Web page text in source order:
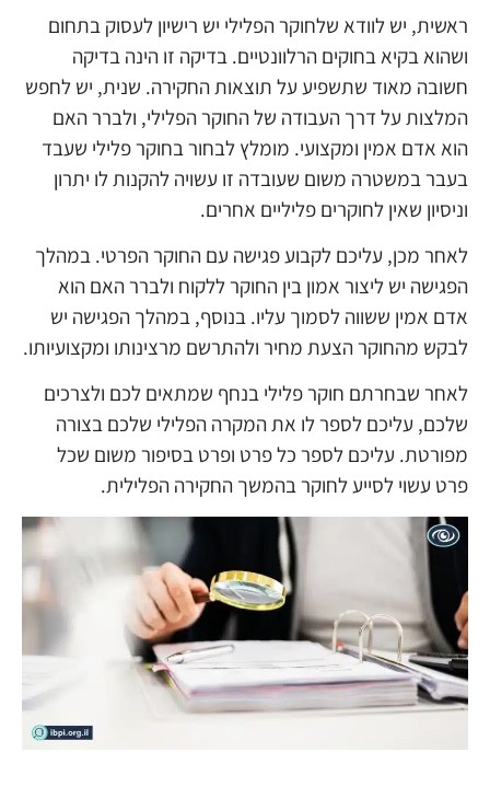
ראשית, יש לוודא שלחוקר הפלילי יש רישיון לעסוק בתחום
ושהוא בקיא בחוקים הרלוונטיים. בדיקה זו הינה בדיקה
חשובה מאוד שתשפיע על תוצאות החקירה. שנית, יש לחפש
המלצות על דרך העבודה של החוקר הפלילי, ולברר האם
הוא אדם אמין ומקצועי. מומלץ לבחור בחוקר פלילי שעבד
בעבר במשטרה משום שעובדה זו עשויה להקנות לו יתרון
וניסיון שאין לחוקרים פליליים אחרים.
לאחר מכן, עליכם לקבוע פגישה עם החוקר הפרטי. במהלך
הפגישה יש ליצור אמון בין החוקר ללקוח ולברר האם הוא
אדם אמין ששווה לסמוך עליו. בנוסף, במהלך הפגישה יש
לבקש מהחוקר הצעת מחיר ולהתרשם מרצינותו ומקצועיותו.
לאחר שבחרתם חוקר פלילי בנחף שמתאים לכם ולצרכים
שלכם, עליכם לספר לו את המקרה הפלילי שלכם בצורה
מפורטת. עליכם לספר כל פרט ופרט בסיפור משום שכל
פרט עשוי לסייע לחוקר בהמשך החקירה הפלילית.